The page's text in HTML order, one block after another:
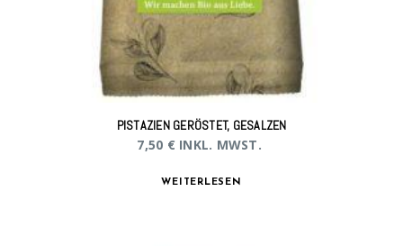
PISTAZIEN GERÖSTET, GESALZEN
7,50 € INKL. MWST.
WEITERLESEN